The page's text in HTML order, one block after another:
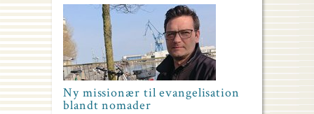
Ny missionær til evangelisation
blandt nomader